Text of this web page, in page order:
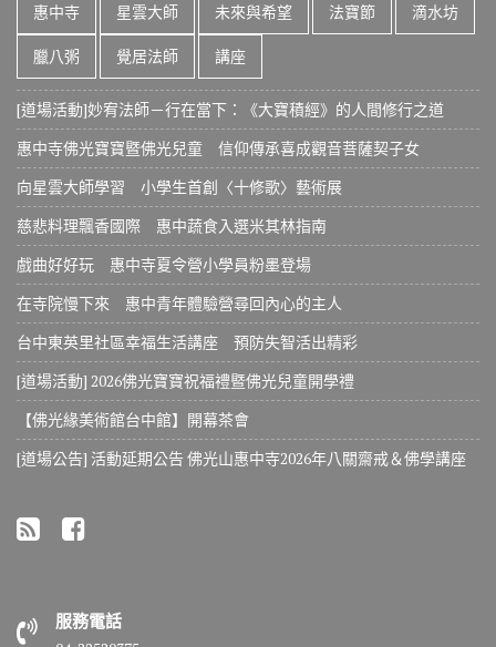
惠中寺 星雲大師 未來與希望 法寶節 滴水坊
臘八粥 覺居法師 講座
[道場活動]妙宥法師－行在當下：《大寶積經》的人間修行之道
惠中寺佛光寶寶暨佛光兒童 信仰傳承喜成觀音菩薩契子女
向星雲大師學習 小學生首創〈十修歌〉藝術展
慈悲料理飄香國際 惠中蔬食入選米其林指南
戲曲好好玩 惠中寺夏令營小學員粉墨登場
在寺院慢下來 惠中青年體驗營尋回內心的主人
台中東英里社區幸福生活講座 預防失智活出精彩
[道場活動] 2026佛光寶寶祝福禮暨佛光兒童開學禮
【佛光緣美術館台中館】開幕茶會
[道場公告] 活動延期公告 佛光山惠中寺2026年八關齋戒＆佛學講座
服務電話